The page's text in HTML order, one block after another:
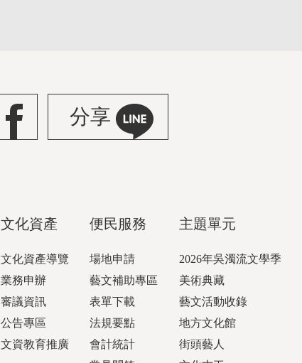
分享
文化資產
文化資產導覽
業務申辦
審議資訊
公告專區
文資教育推廣
便民服務
場地申請
藝文補助專區
表單下載
法規要點
會計統計
主題單元
2026年吳濁流文學季
美術典藏
藝文活動收錄
地方文化館
街頭藝人